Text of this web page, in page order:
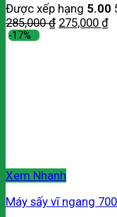
Được xếp hạng 5.00
285,000₫ 275,000 ₫
-17%
Xem Nhanh
Máy sấy vĩ ngang